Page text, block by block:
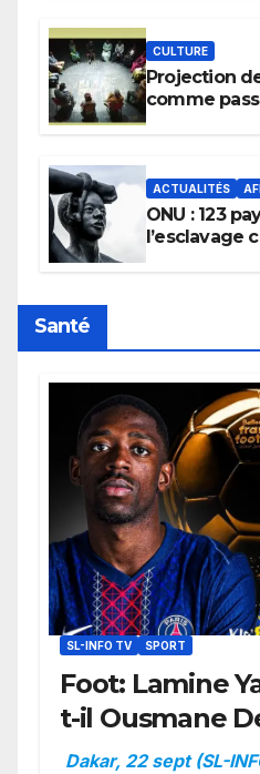
CULTURE
Projection
comme
ACTUALITÉS
ONU : 123
l’esclavage
Santé
SL-INFO TV SPORT
Foot: Lamine
t-il Ousmane
Ballon d’or ?
Dakar, 22 sept (SL-